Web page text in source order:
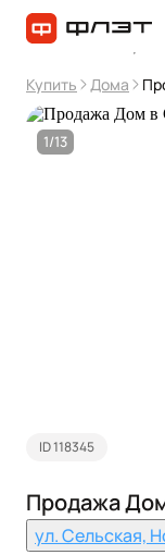
Купить Дома
1/13
ID 118345
Продажа
ул. Сельская,